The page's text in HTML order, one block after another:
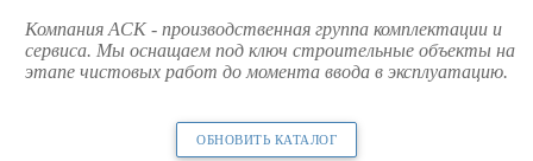
Компания АСК - производственная группа комплектации и
сервиса. Мы оснащаем под ключ строительные объекты на
этапе чистовых работ до момента ввода в эксплуатацию.
ОБНОВИТЬ КАТАЛОГ